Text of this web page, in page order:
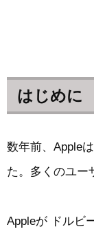
はじめに
数年前、Apple
た。多くのユー
Appleが ドルビ